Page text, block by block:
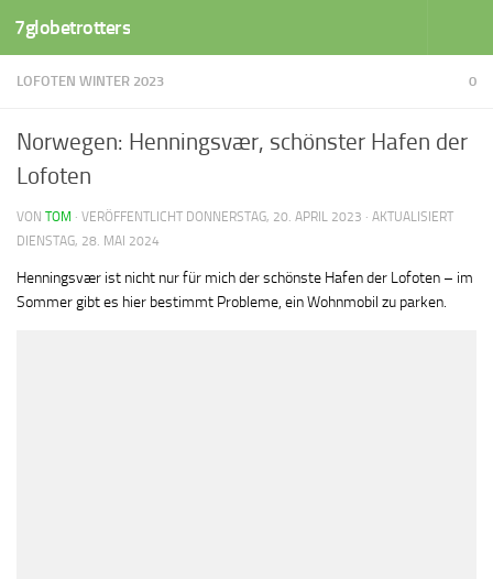
Zum Inhalt springen
7globetrotters
LOFOTEN WINTER 2023 0
Norwegen: Henningsvær, schönster Hafen der
Lofoten
VON TOM · VERÖFFENTLICHT DONNERSTAG, 20. APRIL 2023 · AKTUALISIERT
DIENSTAG, 28. MAI 2024
Henningsvær ist nicht nur für mich der schönste Hafen der Lofoten – im
Sommer gibt es hier bestimmt Probleme, ein Wohnmobil zu parken.